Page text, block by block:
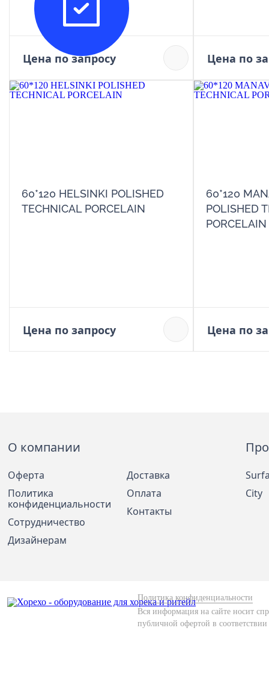
Цена по запросу Цена по
60*120 HELSINKI POLISHED
TECHNICAL PORCELAIN
Цена по запросу
60*120
POLISHED
PORCELAIN
Цена по
О компании
Оферта
Политика
конфиденциальности
Сотрудничество
Дизайнерам
Доставка
Оплата
Контакты
City
Политика конфиденциальности
Вся информация на сайте носит
публичной офертой в